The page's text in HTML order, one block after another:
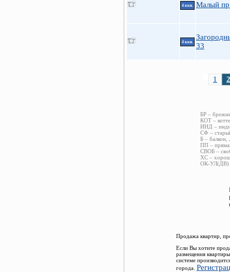
4 ккв. Малый
4 ккв.
33
1 2
БР –
КОТ –
ИНД –
СФ –
Б – балкон,
ПП –
СВОБ –
ХС –
ОК-УЛ(ДВ)
Продажа квартир,
Если Вы хотите
размещения
системе
города.